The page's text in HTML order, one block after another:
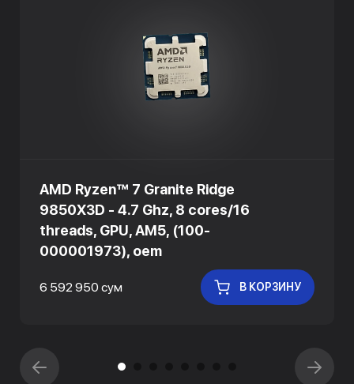
AMD Ryzen™ 7 Granite Ridge
9850X3D - 4.7 Ghz, 8 cores/16
threads, GPU, AM5, (100-
000001973), oem
6 592 950 сум В КОРЗИНУ